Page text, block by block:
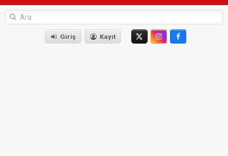
Giriş Kayıt